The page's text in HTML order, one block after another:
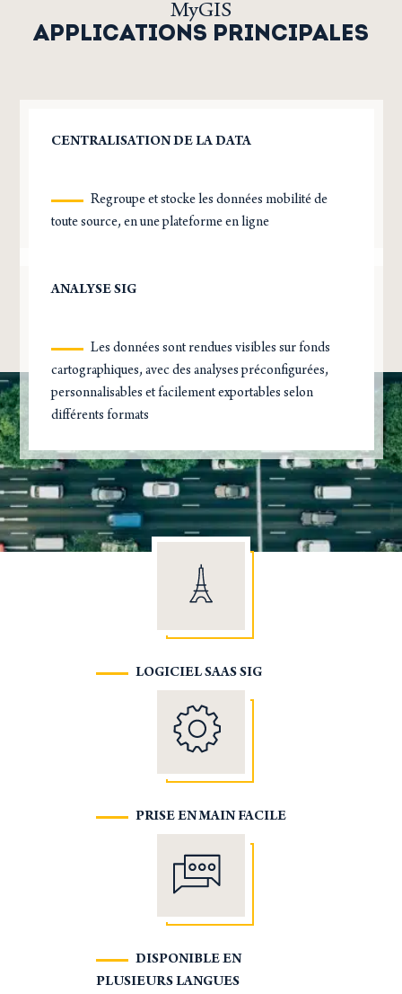
MyGIS
APPLICATIONS PRINCIPALES
CENTRALISATION DE LA DATA
Regroupe et stocke les données mobilité de
toute source, en une plateforme en ligne
ANALYSE SIG
Les données sont rendues visibles sur fonds
cartographiques, avec des analyses préconfigurées,
personnalisables et facilement exportables selon
différents formats
LOGICIEL SAAS SIG
PRISE EN MAIN FACILE
DISPONIBLE EN
PLUSIEURS LANGUES